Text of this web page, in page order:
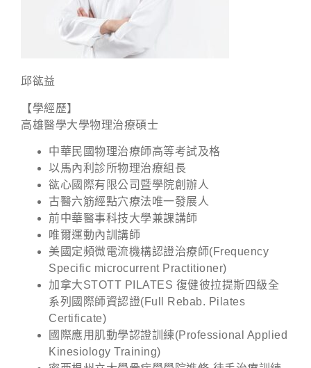
邱谹益
【學經歷】
高雄醫學大學物理治療碩士
中華民國物理治療師高等考試及格
以馬內利診所物理治療組長
谹心國際有限公司暨學院創辦人
古醫六筋經點穴療法唯一發展人
前中華醫事科技大學兼課講師
唯爾運動內訓講師
美國定頻微電流機構認證治療師(Frequency
Specific microcurrent Practitioner)
加拿大STOTT PILATES 復健彼拉提斯四級全
系列國際師資認證(Full Rebab. Pilates
Certificate)
國際應用肌動學認證訓練(Professional Applied
Kinesiology Training)